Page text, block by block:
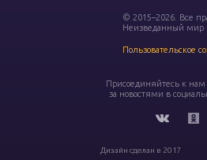
© 2015–2026. Все
Неизведанный мир
Пользовательское
Присоединяйтесь к нам
за новостями в
Дизайн сделан в 2017